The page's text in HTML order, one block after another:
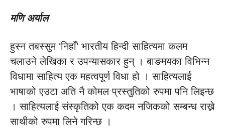
मणि अर्याल
हुस्न तबस्सुम ‘निहाँ’ भारतीय हिन्दी साहित्यमा कलम
चलाउने लेखिका र उपन्यासकार हुन् । बाङमयका विभिन्न
विधामा साहित्य एक महत्वपूर्ण विधा हो । साहित्यलाई
भाषाको एउटा अति नै कोमल प्रस्तुतिको रुपमा पनि लिइन्छ
। साहित्यलाई संस्कृतिको एक कदम नजिकको सम्बन्ध राख्ने
साथीको रुपमा लिने गरिन्छ ।